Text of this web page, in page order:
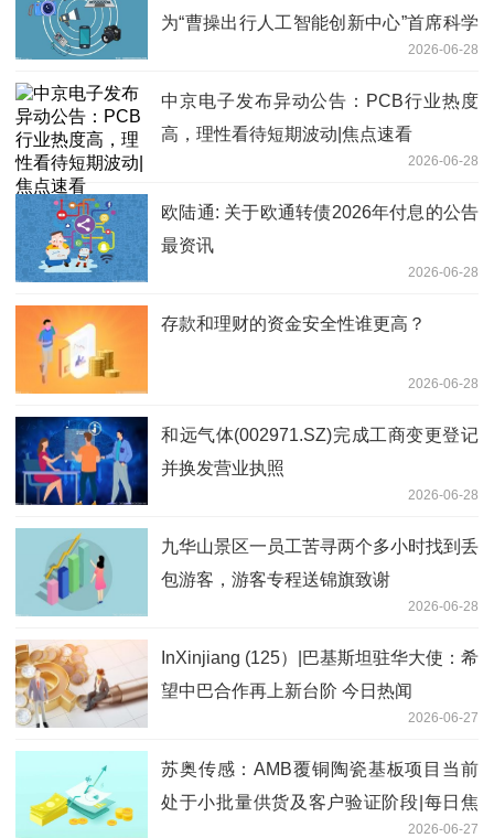
为“曹操出行人工智能创新中心”首席科学
2026-06-28
中京电子发布异动公告：PCB行业热度
高，理性看待短期波动|焦点速看
2026-06-28
欧陆通: 关于欧通转债2026年付息的公告
最资讯
2026-06-28
存款和理财的资金安全性谁更高？
2026-06-28
和远气体(002971.SZ)完成工商变更登记
并换发营业执照
2026-06-28
九华山景区一员工苦寻两个多小时找到丢
包游客，游客专程送锦旗致谢
2026-06-28
InXinjiang (125）|巴基斯坦驻华大使：希
望中巴合作再上新台阶 今日热闻
2026-06-27
苏奥传感：AMB覆铜陶瓷基板项目当前
处于小批量供货及客户验证阶段|每日焦
2026-06-27